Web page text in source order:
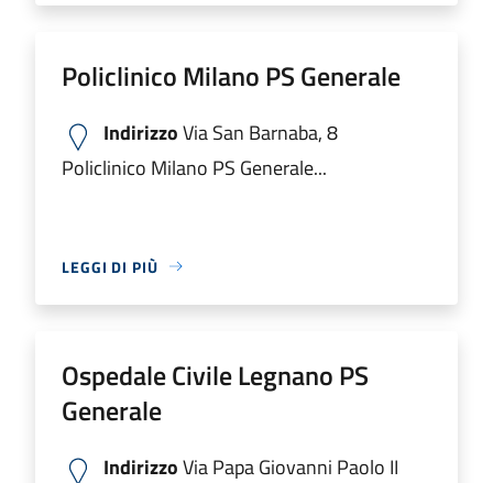
Policlinico Milano PS Generale
IndirizzoVia San Barnaba, 8
Policlinico Milano PS Generale...
LEGGI DI PIÙ
Ospedale Civile Legnano PS
Generale
IndirizzoVia Papa Giovanni Paolo II